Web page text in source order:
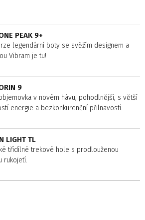
PEAK 9+
legendární boty se svěžím designem a
Vibram je tu!
9
v novém hávu, pohodlnější, s větší
energie a bezkonkurenční přilnavostí.
LIGHT TL
třídílné trekové hole s prodlouženou
rukojetí.